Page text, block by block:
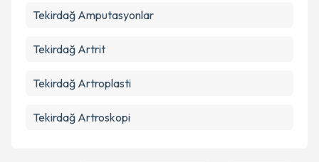
Tekirdağ Amputasyonlar
Tekirdağ Artrit
Tekirdağ Artroplasti
Tekirdağ Artroskopi